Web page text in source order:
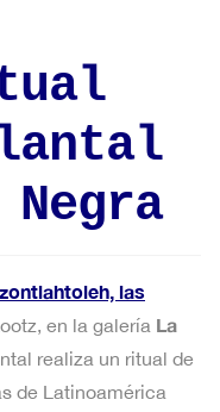
las
en la galería La
realiza un ritual de
de Latinoamérica